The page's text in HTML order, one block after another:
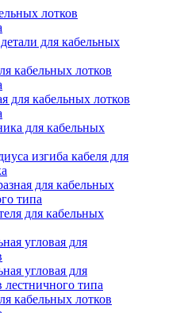
лотков
для кабельных
кабельных лотков
для кабельных лотков
для кабельных
изгиба кабеля для
для кабельных
типа
для кабельных
угловая для
угловая для
лестничного типа
кабельных лотков